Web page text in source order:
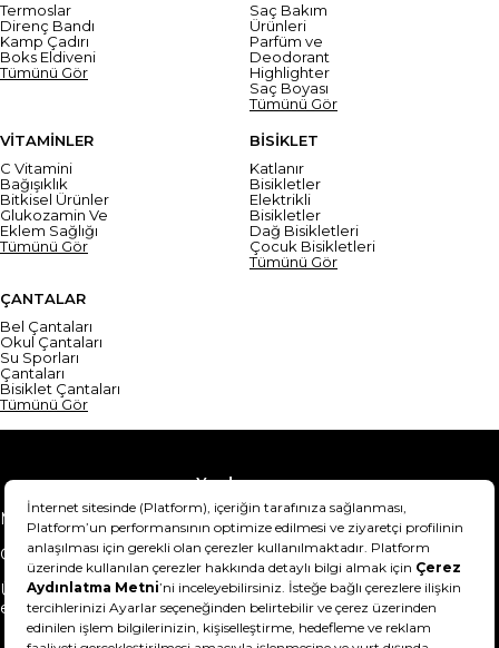
Termoslar
Direnç Bandı
Kamp Çadırı
Boks Eldiveni
Tümünü Gör
Saç Bakım
Ürünleri
Parfüm ve
Deodorant
Highlighter
Saç Boyası
Tümünü Gör
VİTAMİNLER
C Vitamini
Bağışıklık
Bitkisel Ürünler
Glukozamin Ve
Eklem Sağlığı
Tümünü Gör
BİSİKLET
Katlanır
Bisikletler
Elektrikli
Bisikletler
Dağ Bisikletleri
Çocuk Bisikletleri
Tümünü Gör
ÇANTALAR
Bel Çantaları
Okul Çantaları
Su Sporları
Çantaları
Bisiklet Çantaları
Tümünü Gör
Yardım
Mesafeli Satış Sözleşmesi
Teslimat Bilgisi
Gizlilik Sözleşmesi
Şartlar & Koşullar
Ürünümü nasıl iade
edebilirim?
Hakkımızda